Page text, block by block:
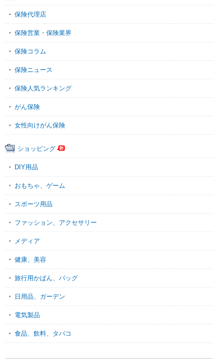
保険代理店
保険営業・保険業界
保険コラム
保険ニュース
保険人気ランキング
がん保険
女性向けがん保険
ショッピング
DIY用品
おもちゃ、ゲーム
スポーツ用品
ファッション、アクセサリー
メディア
健康、美容
旅行用かばん、バッグ
日用品、ガーデン
電気製品
食品、飲料、タバコ